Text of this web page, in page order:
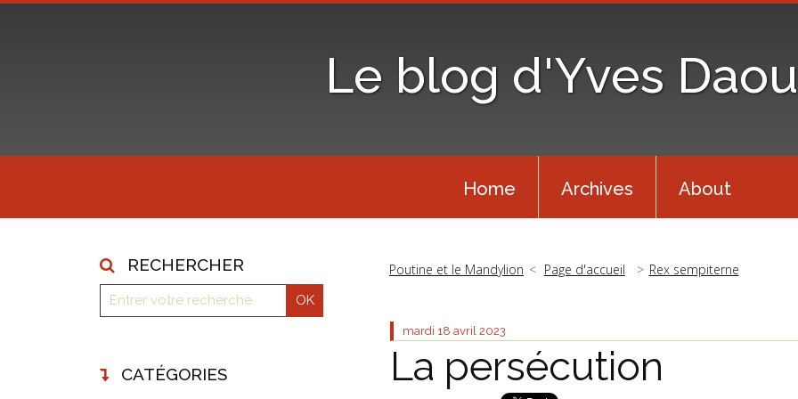
Le blog d'Yves
Home Archives About
RECHERCHER
CATÉGORIES
Poutine et le Mandylion Page d'accueil Rex sempiterne
mardi 18 avril 2023
La persécution